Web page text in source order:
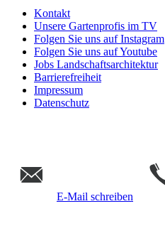
Kontakt
Unsere Gartenprofis im TV
Folgen Sie uns auf Instagram
Folgen Sie uns auf Youtube
Jobs Landschaftsarchitektur
Barrierefreiheit
Impressum
Datenschutz
E-Mail schreiben